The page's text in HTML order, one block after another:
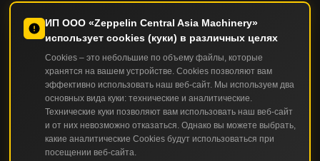
ИП ООО «Zeppelin Central Asia Machinery»
использует cookies (куки) в различных целях
Cookies – это небольшие по объему файлы, которые
хранятся на вашем устройстве. Cookies позволяют вам
эффективно использовать наш веб-сайт. Мы используем два
основных вида куки: технические и аналитические.
Технические куки позволяют вам использовать наш веб-сайт
и от них невозможно отказаться. Однако вы можете выбрать,
какие аналитические Cookies будут использоваться при
посещении веб-сайта.